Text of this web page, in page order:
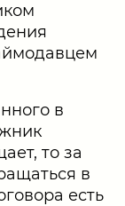
в
то за
в
есть